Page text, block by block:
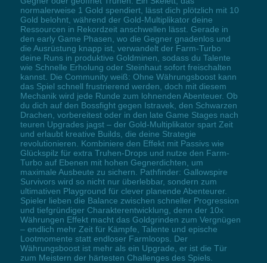
normalerweise 1 Gold spendiert, lässt dich plötzlich mit 10
Gold belohnt, während der Gold-Multiplikator deine
Ressourcen in Rekordzeit anschwellen lässt. Gerade in
den early Game Phasen, wo die Gegner gnadenlos und
die Ausrüstung knapp ist, verwandelt der Farm-Turbo
deine Runs in produktive Goldminen, sodass du Talente
wie Schnelle Erholung oder Steinhaut sofort freischalten
kannst. Die Community weiß: Ohne Währungsboost kann
das Spiel schnell frustrierend werden, doch mit diesem
Mechanik wird jede Runde zum lohnenden Abenteuer. Ob
du dich auf den Bossfight gegen Istravek, den Schwarzen
Drachen, vorbereitest oder in den late Game Stages nach
teuren Upgrades jagst – der Gold-Multiplikator spart Zeit
und erlaubt kreative Builds, die deine Strategie
revolutionieren. Kombiniere den Effekt mit Passivs wie
Glückspilz für extra Truhen-Drops und nutze den Farm-
Turbo auf Ebenen mit hohen Gegnerdichten, um
maximale Ausbeute zu sichern. Pathfinder: Gallowspire
Survivors wird so nicht nur überlebbar, sondern zum
ultimativen Playground für clever planende Abenteurer.
Spieler lieben die Balance zwischen schneller Progression
und tiefgründiger Charakterentwicklung, denn der 10x
Währungen Effekt macht das Goldgrinden zum Vergnügen
– endlich mehr Zeit für Kämpfe, Talente und epische
Lootmomente statt endloser Farmloops. Der
Währungsboost ist mehr als ein Upgrade, er ist die Tür
zum Meistern der härtesten Challenges des Spiels.